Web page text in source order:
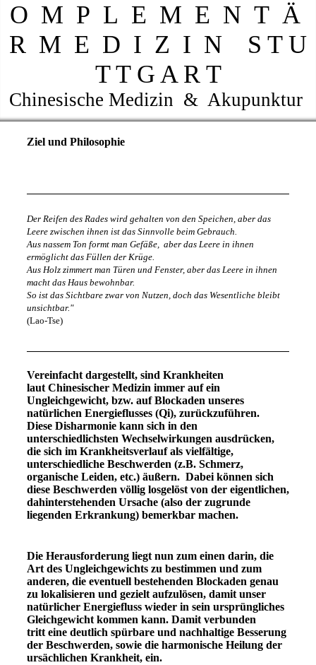
O M P L E M E N T Ä
R M E D I Z I N S T U
T T G A R T
Chinesische Medizin & Akupunktur
Ziel und Philosophie
Der Reifen des Rades wird gehalten von den Speichen, aber das
Leere zwischen ihnen ist das Sinnvolle beim Gebrauch.
Aus nassem Ton formt man Gefäße, aber das Leere in ihnen
ermöglicht das Füllen der Krüge.
Aus Holz zimmert man Türen und Fenster, aber das Leere in ihnen
macht das Haus bewohnbar.
So ist das Sichtbare zwar von Nutzen, doch das Wesentliche bleibt
unsichtbar."
(Lao-Tse)
Vereinfacht dargestellt, sind Krankheiten
laut Chinesischer Medizin immer auf ein
Ungleichgewicht, bzw. auf Blockaden unseres
natürlichen Energieflusses (Qi), zurückzuführen.
Diese Disharmonie kann sich in den
unterschiedlichsten Wechselwirkungen ausdrücken,
die sich im Krankheitsverlauf als vielfältige,
unterschiedliche Beschwerden (z.B. Schmerz,
organische Leiden, etc.) äußern. Dabei können sich
diese Beschwerden völlig losgelöst von der eigentlichen,
dahinterstehenden Ursache (also der zugrunde
liegenden Erkrankung) bemerkbar machen.
Die Herausforderung liegt nun zum einen darin, die
Art des Ungleichgewichts zu bestimmen und zum
anderen, die eventuell bestehenden Blockaden genau
zu lokalisieren und gezielt aufzulösen, damit unser
natürlicher Energiefluss wieder in sein ursprüngliches
Gleichgewicht kommen kann. Damit verbunden
tritt eine deutlich spürbare und nachhaltige Besserung
der Beschwerden, sowie die harmonische Heilung der
ursächlichen Krankheit, ein.